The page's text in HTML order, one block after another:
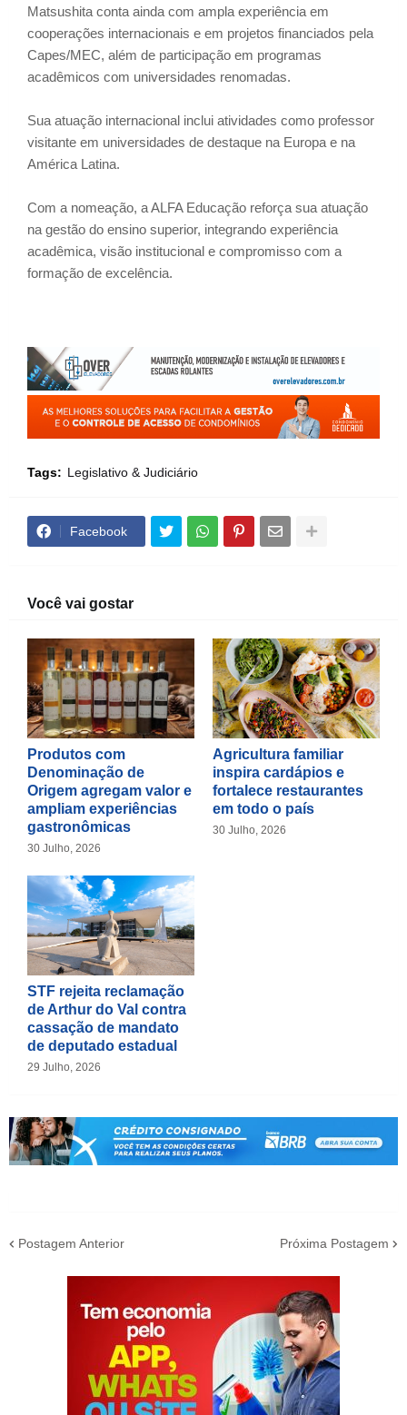
Matsushita conta ainda com ampla experiência em
cooperações internacionais e em projetos financiados pela
Capes/MEC, além de participação em programas
acadêmicos com universidades renomadas.
Sua atuação internacional inclui atividades como professor
visitante em universidades de destaque na Europa e na
América Latina.
Com a nomeação, a ALFA Educação reforça sua atuação
na gestão do ensino superior, integrando experiência
acadêmica, visão institucional e compromisso com a
formação de excelência.
Tags: Legislativo & Judiciário
Facebook
Você vai gostar
Produtos com
Denominação de
Origem agregam valor e
ampliam experiências
gastronômicas
30 Julho, 2026
Agricultura familiar
inspira cardápios e
fortalece restaurantes
em todo o país
30 Julho, 2026
STF rejeita reclamação
de Arthur do Val contra
cassação de mandato
de deputado estadual
29 Julho, 2026
Postagem Anterior Próxima Postagem